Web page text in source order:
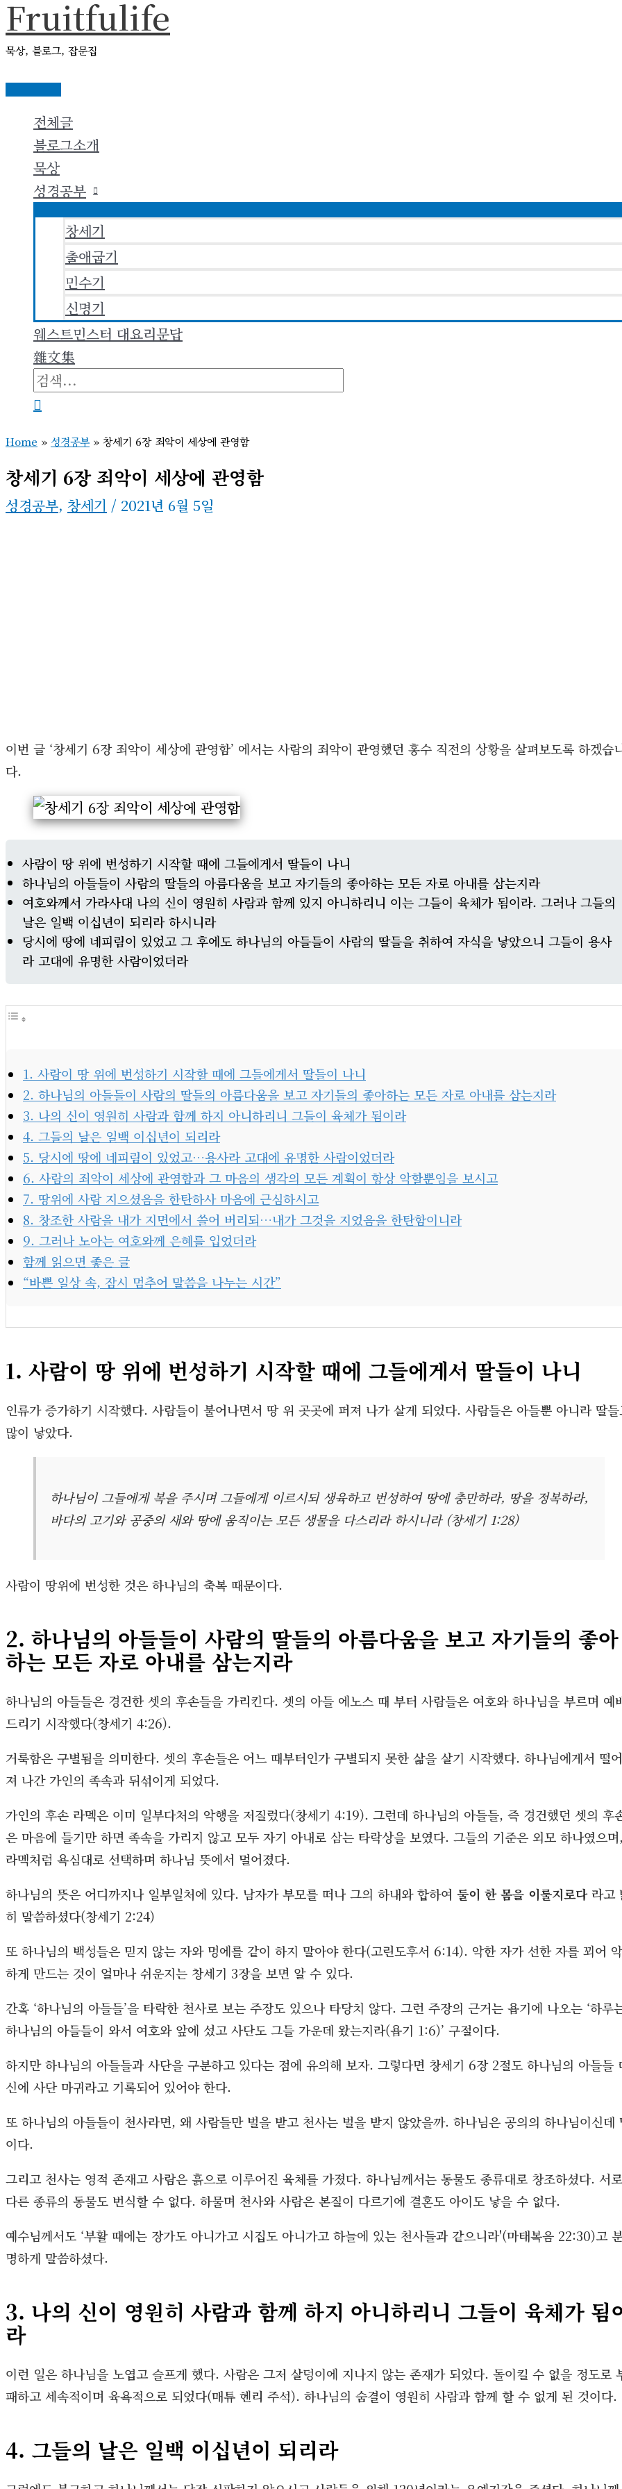
콘
텐
츠
로
Fruitfulife
묵상, 블로그, 잡문집
메
메
뉴
전체글
블로그소개
묵상
성경공부
창세기
출애굽기
민수기
신명기
웨스트민스터 대요리문답
雜文集
검
색
상
Home » 성경공부 » 창세기 6장 죄악이 세상에 관영함
창세기 6장 죄악이 세상에 관영함
성경공부, 창세기 / 2021년 6월 5일
이번 글 ‘창세기 6장 죄악이 세상에 관영함’ 에서는 사람의 죄악이 관영했던 홍수 직전의 상황을 살펴보도록 하겠습
다.
사람이 땅 위에 번성하기 시작할 때에 그들에게서 딸들이 나니
하나님의 아들들이 사람의 딸들의 아름다움을 보고 자기들의 좋아하는 모든 자로 아내를 삼는지라
여호와께서 가라사대 나의 신이 영원히 사람과 함께 있지 아니하리니 이는 그들이 육체가 됨이라. 그러나 그들의
날은 일백 이십년이 되리라 하시니라
당시에 땅에 네피림이 있었고 그 후에도 하나님의 아들들이 사람의 딸들을 취하여 자식을 낳았으니 그들이 용사
라 고대에 유명한 사람이었더라
1. 사람이 땅 위에 번성하기 시작할 때에 그들에게서 딸들이 나니
2. 하나님의 아들들이 사람의 딸들의 아름다움을 보고 자기들의 좋아하는 모든 자로 아내를 삼는지라
3. 나의 신이 영원히 사람과 함께 하지 아니하리니 그들이 육체가 됨이라
4. 그들의 날은 일백 이십년이 되리라
5. 당시에 땅에 네피림이 있었고…용사라 고대에 유명한 사람이었더라
6. 사람의 죄악이 세상에 관영함과 그 마음의 생각의 모든 계획이 항상 악할뿐임을 보시고
7. 땅위에 사람 지으셨음을 한탄하사 마음에 근심하시고
8. 창조한 사람을 내가 지면에서 쓸어 버리되…내가 그것을 지었음을 한탄함이니라
9. 그러나 노아는 여호와께 은혜를 입었더라
함께 읽으면 좋은 글
“바쁜 일상 속, 잠시 멈추어 말씀을 나누는 시간”
1. 사람이 땅 위에 번성하기 시작할 때에 그들에게서 딸들이 나니
인류가 증가하기 시작했다. 사람들이 불어나면서 땅 위 곳곳에 퍼져 나가 살게 되었다. 사람들은 아들뿐 아니라 딸
많이 낳았다.
하나님이 그들에게 복을 주시며 그들에게 이르시되 생육하고 번성하여 땅에 충만하라, 땅을 정복하라,
바다의 고기와 공중의 새와 땅에 움직이는 모든 생물을 다스리라 하시니라 (창세기 1:28)
사람이 땅위에 번성한 것은 하나님의 축복 때문이다.
2. 하나님의 아들들이 사람의 딸들의 아름다움을 보고 자기들의 좋아
하는 모든 자로 아내를 삼는지라
하나님의 아들들은 경건한 셋의 후손들을 가리킨다. 셋의 아들 에노스 때 부터 사람들은 여호와 하나님을 부르며 예
드리기 시작했다(창세기 4:26).
거룩함은 구별됨을 의미한다. 셋의 후손들은 어느 때부터인가 구별되지 못한 삶을 살기 시작했다. 하나님에게서 떨어
져 나간 가인의 족속과 뒤섞이게 되었다.
가인의 후손 라멕은 이미 일부다처의 악행을 저질렀다(창세기 4:19). 그런데 하나님의 아들들, 즉 경건했던 셋의 후
은 마음에 들기만 하면 족속을 가리지 않고 모두 자기 아내로 삼는 타락상을 보였다. 그들의 기준은 외모 하나였으
라멕처럼 욕심대로 선택하며 하나님 뜻에서 멀어졌다.
하나님의 뜻은 어디까지나 일부일처에 있다. 남자가 부모를 떠나 그의 하내와 합하여 둘이 한 몸을 이룰지로다라고
히 말씀하셨다(창세기 2:24)
또 하나님의 백성들은 믿지 않는 자와 멍에를 같이 하지 말아야 한다(고린도후서 6:14). 악한 자가 선한 자를 꾀어 악
하게 만드는 것이 얼마나 쉬운지는 창세기 3장을 보면 알 수 있다.
간혹 ‘하나님의 아들들’을 타락한 천사로 보는 주장도 있으나 타당치 않다. 그런 주장의 근거는 욥기에 나오는 ‘하루
하나님의 아들들이 와서 여호와 앞에 섰고 사단도 그들 가운데 왔는지라(욥기 1:6)’ 구절이다.
하지만 하나님의 아들들과 사단을 구분하고 있다는 점에 유의해 보자. 그렇다면 창세기 6장 2절도 하나님의 아들들
신에 사단 마귀라고 기록되어 있어야 한다.
또 하나님의 아들들이 천사라면, 왜 사람들만 벌을 받고 천사는 벌을 받지 않았을까. 하나님은 공의의 하나님이신데
이다.
그리고 천사는 영적 존재고 사람은 흙으로 이루어진 육체를 가졌다. 하나님께서는 동물도 종류대로 창조하셨다. 서로
다른 종류의 동물도 번식할 수 없다. 하물며 천사와 사람은 본질이 다르기에 결혼도 아이도 낳을 수 없다.
예수님께서도 ‘부활 때에는 장가도 아니가고 시집도 아니가고 하늘에 있는 천사들과 같으니라'(마태복음 22:30)고
명하게 말씀하셨다.
3. 나의 신이 영원히 사람과 함께 하지 아니하리니 그들이 육체가 됨
라
이런 일은 하나님을 노엽고 슬프게 했다. 사람은 그저 살덩이에 지나지 않는 존재가 되었다. 돌이킬 수 없을 정도로
패하고 세속적이며 육욕적으로 되었다(매튜 헨리 주석). 하나님의 숨결이 영원히 사람과 함께 할 수 없게 된 것이다.
4. 그들의 날은 일백 이십년이 되리라